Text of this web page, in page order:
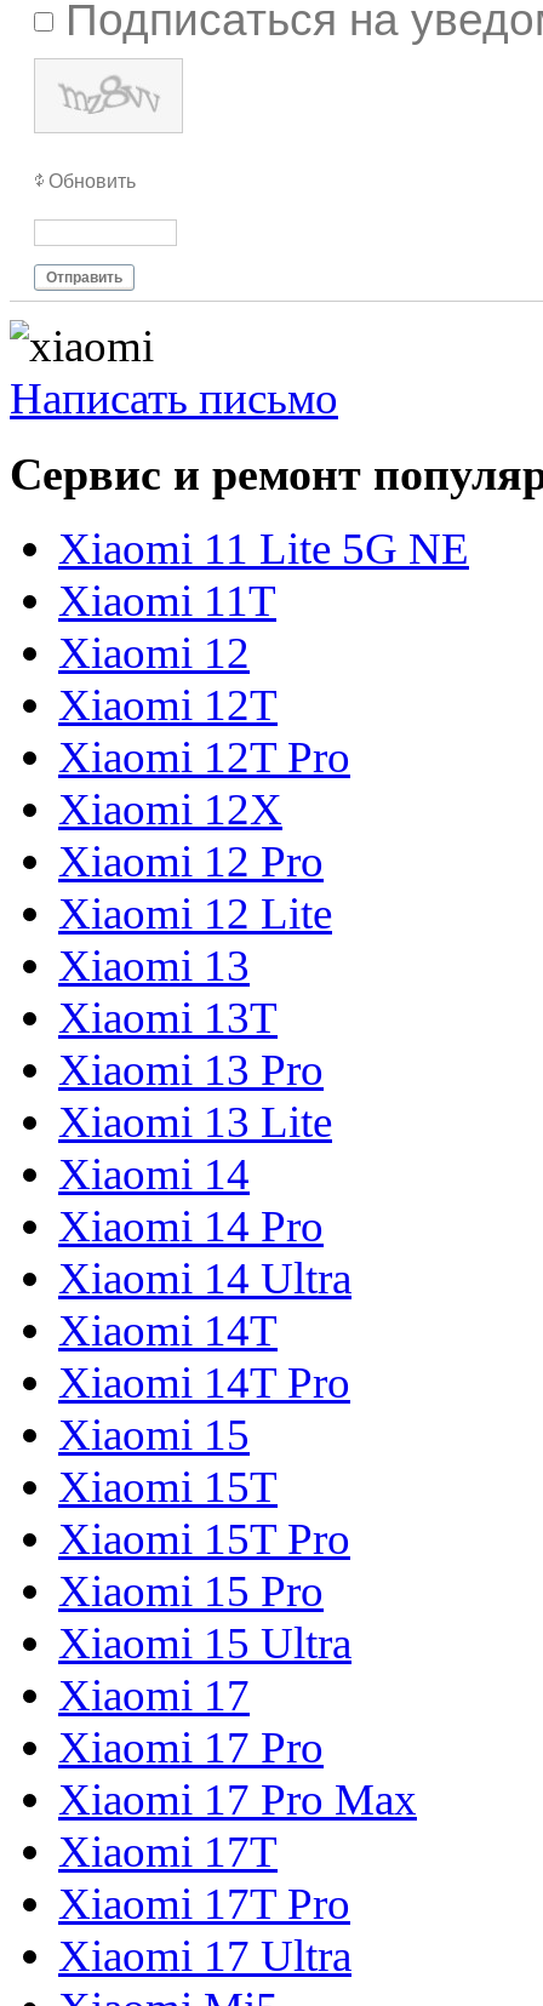
Подписаться на
Обновить
Отправить
Написать письмо
Сервис и ремонт
Xiaomi 11 Lite 5G NE
Xiaomi 11T
Xiaomi 12
Xiaomi 12T
Xiaomi 12T Pro
Xiaomi 12X
Xiaomi 12 Pro
Xiaomi 12 Lite
Xiaomi 13
Xiaomi 13T
Xiaomi 13 Pro
Xiaomi 13 Lite
Xiaomi 14
Xiaomi 14 Pro
Xiaomi 14 Ultra
Xiaomi 14T
Xiaomi 14T Pro
Xiaomi 15
Xiaomi 15T
Xiaomi 15T Pro
Xiaomi 15 Pro
Xiaomi 15 Ultra
Xiaomi 17
Xiaomi 17 Pro
Xiaomi 17 Pro Max
Xiaomi 17T
Xiaomi 17T Pro
Xiaomi 17 Ultra